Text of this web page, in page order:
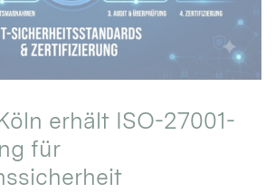
erhält ISO-27001-
für